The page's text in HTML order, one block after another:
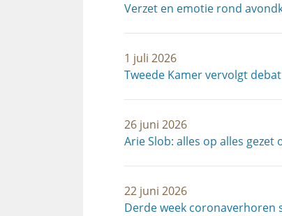
Verzet en emotie rond
1 juli 2026
Tweede Kamer vervolgt
26 juni 2026
Arie Slob: alles op alles
22 juni 2026
Derde week coronaverhoren